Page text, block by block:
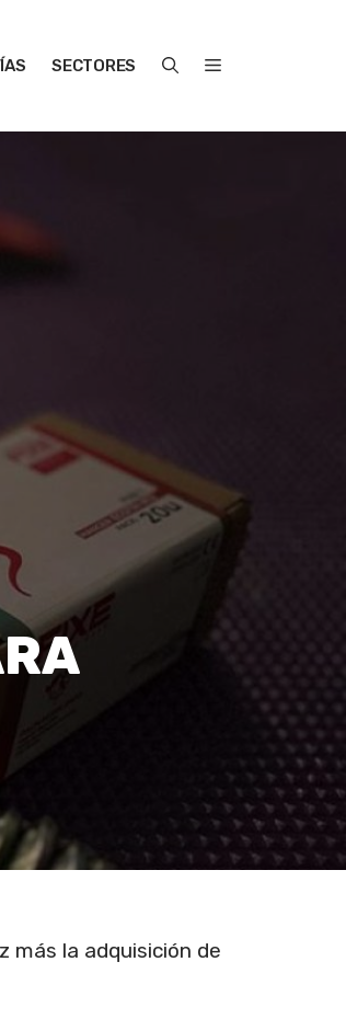
SECTORES
más la adquisición de